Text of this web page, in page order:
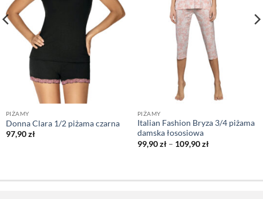
PIŻAMY
Donna Clara 1/2 piżama czarna
97,90zł
PIŻAMY
Italian Fashion Bryza 3/4 piżama
damska łososiowa
99,90zł – 109,90złZakres
109,90 zł